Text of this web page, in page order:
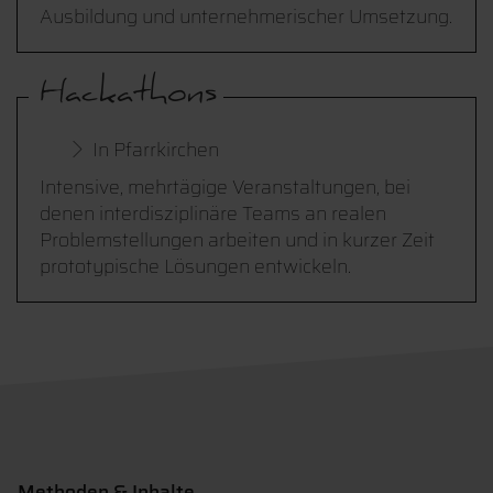
Ausbildung und unternehmerischer Umsetzung.
Hackathons
In Pfarrkirchen
Intensive, mehrtägige Veranstaltungen, bei
denen interdisziplinäre Teams an realen
Problemstellungen arbeiten und in kurzer Zeit
prototypische Lösungen entwickeln.